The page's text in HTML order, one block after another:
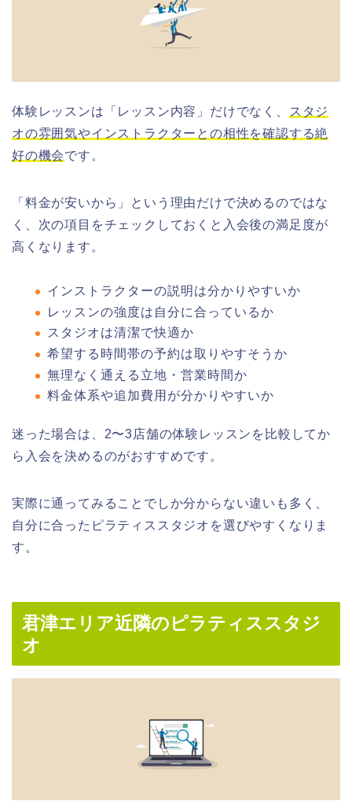
体験レッスンは「レッスン内容」だけでなく、
スタジ
オの雰囲気やインストラクターとの相性を確認する絶
好の機会です。
「料金が安いから」という理由だけで決めるのではな
く、次の項目をチェックしておくと入会後の満足度が
高くなります。
インストラクターの説明は分かりやすいか
レッスンの強度は自分に合っているか
スタジオは清潔で快適か
希望する時間帯の予約は取りやすそうか
無理なく通える立地・営業時間か
料金体系や追加費用が分かりやすいか
迷った場合は、2〜3店舗の体験レッスンを比較してか
ら入会を決めるのがおすすめです。
実際に通ってみることでしか分からない違いも多く、
自分に合ったピラティススタジオを選びやすくなりま
す。
君津エリア近隣のピラティススタジ
オ